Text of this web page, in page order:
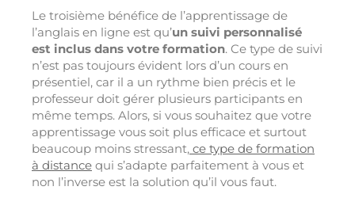
Le troisième bénéfice de l’apprentissage de
l’anglais en ligne est qu’un suivi personnalisé
est inclus dans votre formation. Ce type de suivi
n’est pas toujours évident lors d’un cours en
présentiel, car il a un rythme bien précis et le
professeur doit gérer plusieurs participants en
même temps. Alors, si vous souhaitez que votre
apprentissage vous soit plus efficace et surtout
beaucoup moins stressant, ce type de formation
à distance qui s’adapte parfaitement à vous et
non l’inverse est la solution qu’il vous faut.